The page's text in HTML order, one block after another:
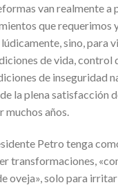
van realmente a
que requerimos
sino, para
de vida, control
de inseguridad
la plena satisfacción
muchos años.
Petro tenga
transformaciones,
oveja», solo para irritar